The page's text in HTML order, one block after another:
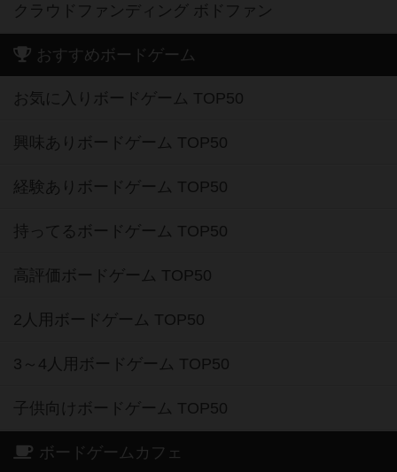
クラウドファンディング ボドファン
おすすめボードゲーム
お気に入りボードゲーム TOP50
興味ありボードゲーム TOP50
経験ありボードゲーム TOP50
持ってるボードゲーム TOP50
高評価ボードゲーム TOP50
2人用ボードゲーム TOP50
3～4人用ボードゲーム TOP50
子供向けボードゲーム TOP50
ボードゲームカフェ